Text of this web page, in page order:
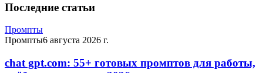
Последние статьи
Промпты
Промпты6 августа 2026 г.
chat gpt.com: 55+ готовых промптов для работы,